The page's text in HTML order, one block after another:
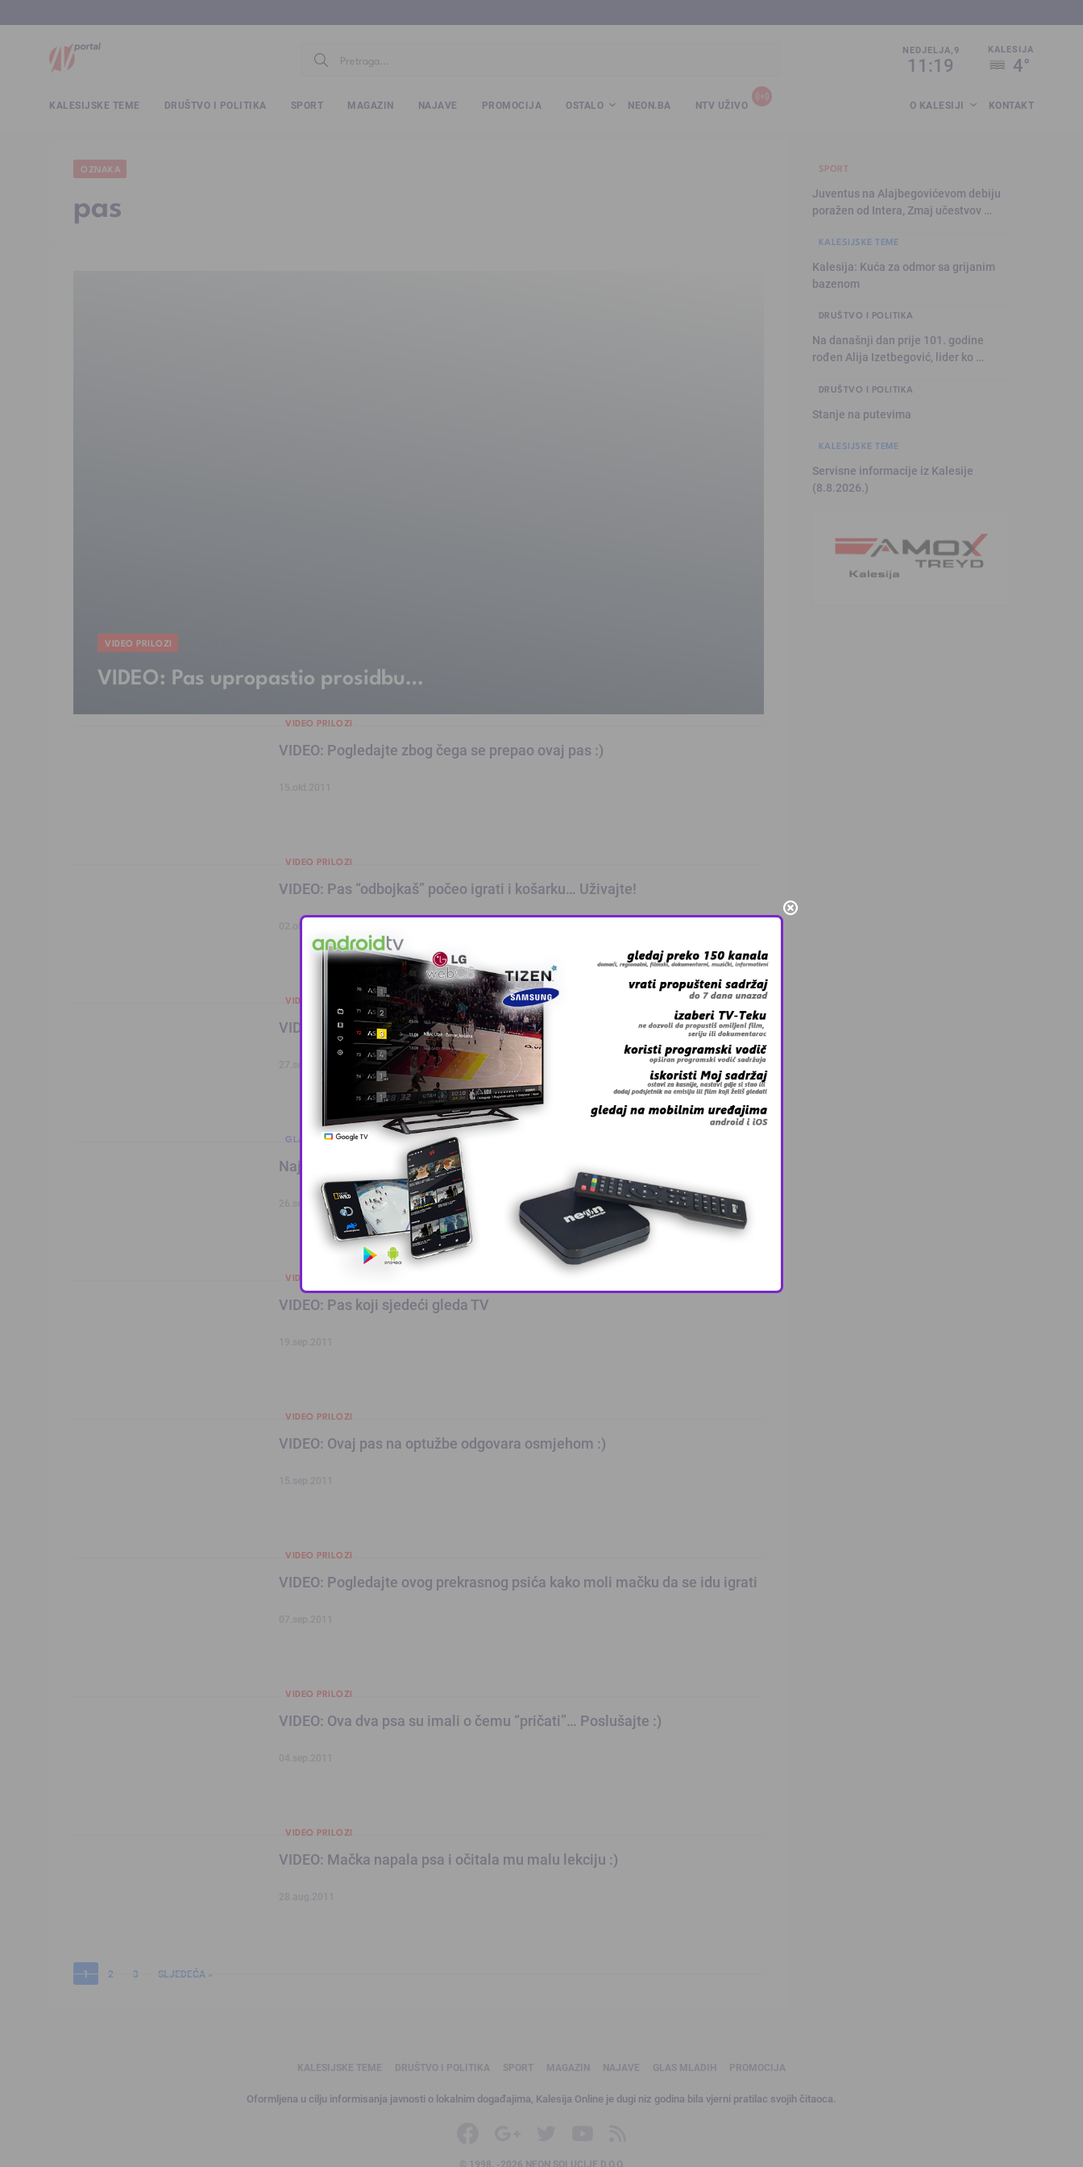
NEDJELJA,9
11:19
KALESIJA
4°
KALESIJSKE TEME DRUŠTVO I POLITIKA SPORT MAGAZIN NAJAVE PROMOCIJA OSTALO NEON.BA NTV UŽIVO O KALESIJI KONTAKT
OZNAKA
pas
VIDEO PRILOZI
VIDEO: Pas upropastio prosidbu…
VIDEO PRILOZI
VIDEO: Pogledajte zbog čega se prepao ovaj pas :)
VIDEO PRILOZI
VIDEO: Pas “odbojkaš” počeo igrati i košarku… Uživajte!
VIDEO PRILOZI
VIDEO: Niko ne voli maslac od kikirikija kao ovaj pas :)
GLAS MLADIH
Najslađi pas na svijetu, pronađite ga i na facebooku -FOTO-
26.sep.2011
VIDEO PRILOZI
VIDEO: Pas koji sjedeći gleda TV
VIDEO PRILOZI
VIDEO: Ovaj pas na optužbe odgovara osmjehom :)
VIDEO PRILOZI
VIDEO: Pogledajte ovog prekrasnog psića kako moli mačku da se idu igrati
VIDEO PRILOZI
VIDEO: Ova dva psa su imali o čemu “pričati”… Poslušajte :)
VIDEO PRILOZI
VIDEO: Mačka napala psa i očitala mu malu lekciju :)
1 2 3 SLJEDEĆA »
SPORT
Juventus na Alajbegovićevom debiju
poražen od Intera, Zmaj učestvov …
KALESIJSKE TEME
Kalesija: Kuća za odmor sa grijanim
bazenom
DRUŠTVO I POLITIKA
Na današnji dan prije 101. godine
rođen Alija Izetbegović, lider ko …
DRUŠTVO I POLITIKA
Stanje na putevima
KALESIJSKE TEME
Servisne informacije iz Kalesije
(8.8.2026.)
KALESIJSKE TEME DRUŠTVO I POLITIKA SPORT MAGAZIN NAJAVE GLAS MLADIH PROMOCIJA
Oformljena u cilju informisanja javnosti o lokalnim događajima, Kalesija Online je dugi niz godina bila vjerni pratilac svojih čitaoca.
© 1998. -2026 NEON SOLUCIJE D.O.O.
This popup will close in: